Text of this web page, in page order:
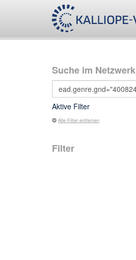
Suche im Netzwerk
Aktive Filter
Alle Filter entfernen
Filter